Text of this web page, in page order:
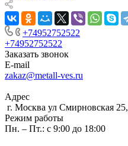
+74952752522
+74952752522
Заказать звонок
E-mail
zakaz@metall-ves.ru
Адрес
г. Москва ул Смирновская
Режим работы
Пн. – Пт.: с 9:00 до 18:00